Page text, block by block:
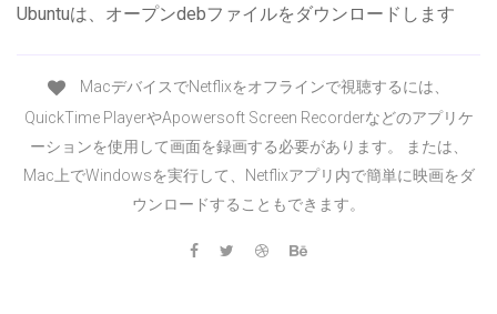
Ubuntuは、オープンdebファイルをダウンロードします
MacデバイスでNetflixをオフラインで視聴するには、
QuickTime PlayerやApowersoft Screen Recorderなどのアプリケ
ーションを使用して画面を録画する必要があります。 または、
Mac上でWindowsを実行して、Netflixアプリ内で簡単に映画をダ
ウンロードすることもできます。